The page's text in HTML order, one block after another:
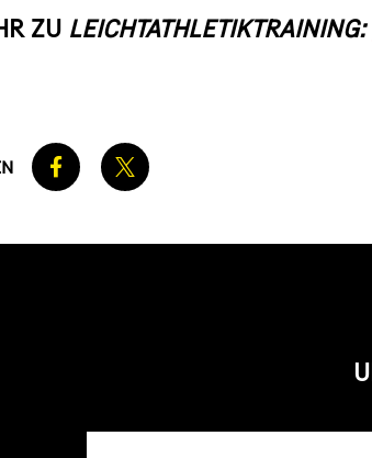
ZU LEICHTATHLETIKTRAINING: